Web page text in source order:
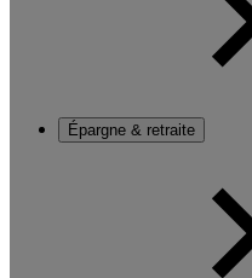
Épargne & retraite